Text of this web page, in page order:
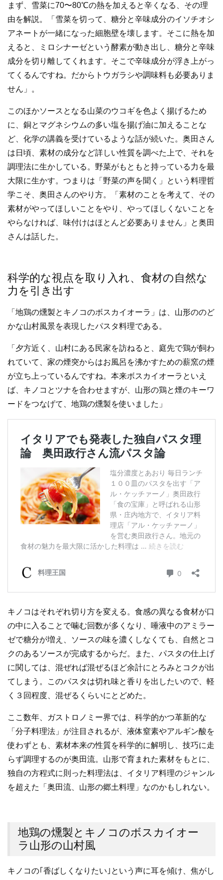
まず、雪菜に70〜80℃の熱を加えると辛くなる、その理
由を解説。「雪菜を切って、糖分と辛味成分のイソチオシ
アネートが一緒になった細胞壁を壊します。そこに熱を加
えると、ミロシナーゼという酵素が動き出し、糖分と辛味
成分を切り離してくれます。そこで辛味成分が浮き上がっ
てくるんですね。だからトウガラシや調味料も必要ありま
せん」。
このほかソースとなる山菜のウコギを色よく揚げるため
に、銅とマグネシウムの多い塩を揚げ油に加えることな
ど、化学の講義を受けているような話が続いた。奥田さん
は日頃、素材の成分など詳しい性質を調べた上で、それを
調理法に生かしている。野菜がもともと持っている力を最
大限に生かす。つまりは「野菜の声を聞く」という料理哲
学こそ、奥田さんのやり方。「素材のことを考えて、その
素材がやってほしいことをやり、やってほしくないことを
やらなければ、味付けはほとんど必要ありません」と奥田
さんは話した。
科学的な視点を取り入れ、食材の自然な
力を引き出す
「地鶏の燻製とキノコのボスカイオーラ」は、山形ののど
かな山村風景を表現したパスタ料理である。
「夕方近く、山村にある民家を訪ねると、庭先で鶏が飼わ
れていて、家の煙突からはお風呂を沸かすための薪窯の煙
が立ち上っているんですね。本来ボスカイオーラといえ
ば、キノコとツナを合わせますが、山形の鶏と煙のキーワ
ードをつなげて、地鶏の燻製を使いました」
キノコはそれぞれ切り方を変える。食感の異なる食材が口
の中に入ることで噛む回数が多くなり、唾液中のアミラー
ゼで糖分が増え、ソースの味を濃くしなくても、自然とコ
クのあるソースが完成するからだ。また、パスタの仕上げ
に関しては、混ぜれば混ぜるほど余計にとろみとコクが出
てしまう。このパスタは切れ味と香りを出したいので、軽
く３回程度、混ぜるくらいにとどめた。
ここ数年、ガストロノミー界では、科学的かつ革新的な
「分子料理法」が注目されるが、液体窒素やアルギン酸を
使わずとも、素材本来の性質を科学的に解明し、技巧に走
らず調理するのが奥田流。山形で育まれた素材をもとに、
独自の方程式に則った料理法は、イタリア料理のジャンル
を超えた「奥田流、山形の郷土料理」なのかもしれない。
地鶏の燻製とキノコのボスカイオー
ラ山形の山村風
キノコの｢香ばしくなりたい｣という声に耳を傾け、焦がし